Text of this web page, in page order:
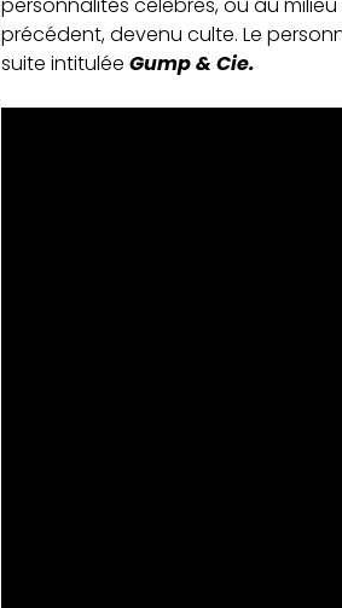
précédent, devenu culte. Le
suite intitulée Gump & Cie.